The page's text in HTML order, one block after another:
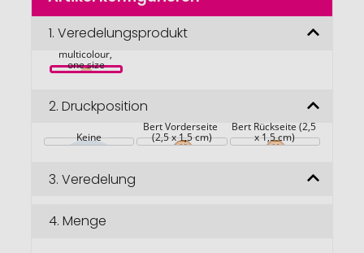
Bildgalerie
1. Veredelungsprodukt
Fliesenleger
multicolour,
one size
2. Druckposition
Keine
Bert Vorderseite
(2,5 x 1,5 cm)
Bert Rückseite (2,5
x 1,5 cm)
3. Veredelung
4. Menge